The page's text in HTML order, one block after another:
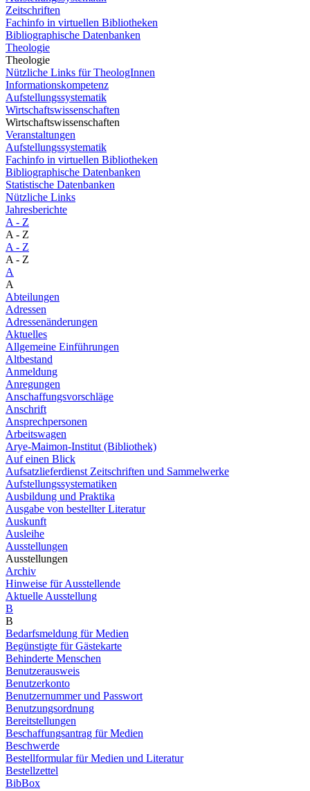
Zeitschriften
Fachinfo in virtuellen Bibliotheken
Bibliographische Datenbanken
Theologie
Theologie
Nützliche Links für TheologInnen
Informationskompetenz
Aufstellungssystematik
Wirtschaftswissenschaften
Wirtschaftswissenschaften
Veranstaltungen
Aufstellungssystematik
Fachinfo in virtuellen Bibliotheken
Bibliographische Datenbanken
Statistische Datenbanken
Nützliche Links
Jahresberichte
A - Z
A - Z
A - Z
A - Z
A
A
Abteilungen
Adressen
Adressenänderungen
Aktuelles
Allgemeine Einführungen
Altbestand
Anmeldung
Anregungen
Anschaffungsvorschläge
Anschrift
Ansprechpersonen
Arbeitswagen
Arye-Maimon-Institut (Bibliothek)
Auf einen Blick
Aufsatzlieferdienst Zeitschriften und Sammelwerke
Aufstellungssystematiken
Ausbildung und Praktika
Ausgabe von bestellter Literatur
Auskunft
Ausleihe
Ausstellungen
Ausstellungen
Archiv
Hinweise für Ausstellende
Aktuelle Ausstellung
B
B
Bedarfsmeldung für Medien
Begünstigte für Gästekarte
Behinderte Menschen
Benutzerausweis
Benutzerkonto
Benutzernummer und Passwort
Benutzungsordnung
Bereitstellungen
Beschaffungsantrag für Medien
Beschwerde
Bestellformular für Medien und Literatur
Bestellzettel
BibBox